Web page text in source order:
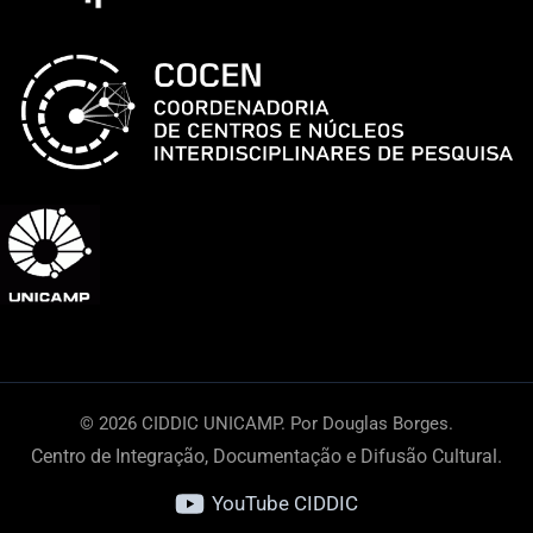
© 2026 CIDDIC UNICAMP. Por Douglas Borges.
Centro de Integração, Documentação e Difusão Cultural.
YouTube CIDDIC